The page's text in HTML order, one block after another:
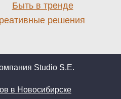
Быть в тренде
решения
Studio S.E.
в Новосибирске